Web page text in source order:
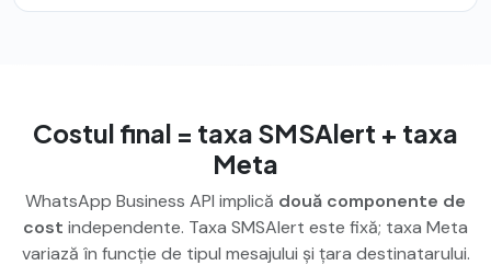
Costul final = taxa SMSAlert + taxa
Meta
WhatsApp Business API implică două componente de
cost independente. Taxa SMSAlert este fixă; taxa Meta
variază în funcție de tipul mesajului și țara destinatarului.